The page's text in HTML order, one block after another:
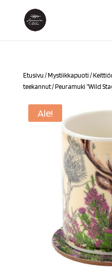
Etusivu /Mystiikkapuoti /
teekannut/ Peuramuki ”Wild
Ale!